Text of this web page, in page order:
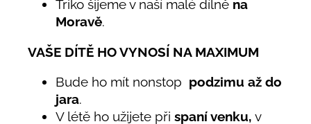
Triko šijeme v naší malé dílně na
Moravě.
VAŠE DÍTĚ HO VYNOSÍ NA MAXIMUM
Bude ho mít nonstop podzimu až do
jara.
V létě ho užijete při spaní venku, v